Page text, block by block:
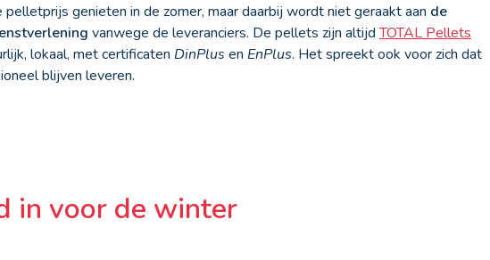
genieten in de zomer, maar daarbij wordt niet geraakt aan de
vanwege de leveranciers. De pellets zijn altijdTOTAL Pellets
lokaal, met certificaten DinPlus en EnPlus. Het spreekt ook voor zich dat
blijven leveren.
in voor de winter